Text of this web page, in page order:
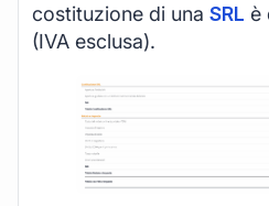
costituzione di una SRL è
(IVA esclusa).